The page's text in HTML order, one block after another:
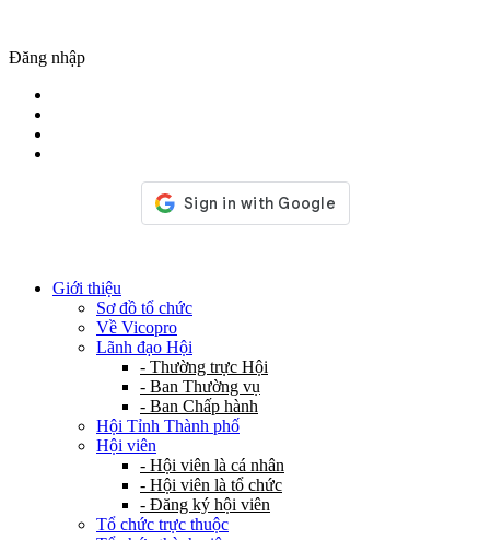
Đăng nhập
Giới thiệu
Sơ đồ tổ chức
Về Vicopro
Lãnh đạo Hội
- Thường trực Hội
- Ban Thường vụ
- Ban Chấp hành
Hội Tỉnh Thành phố
Hội viên
- Hội viên là cá nhân
- Hội viên là tổ chức
- Đăng ký hội viên
Tổ chức trực thuộc